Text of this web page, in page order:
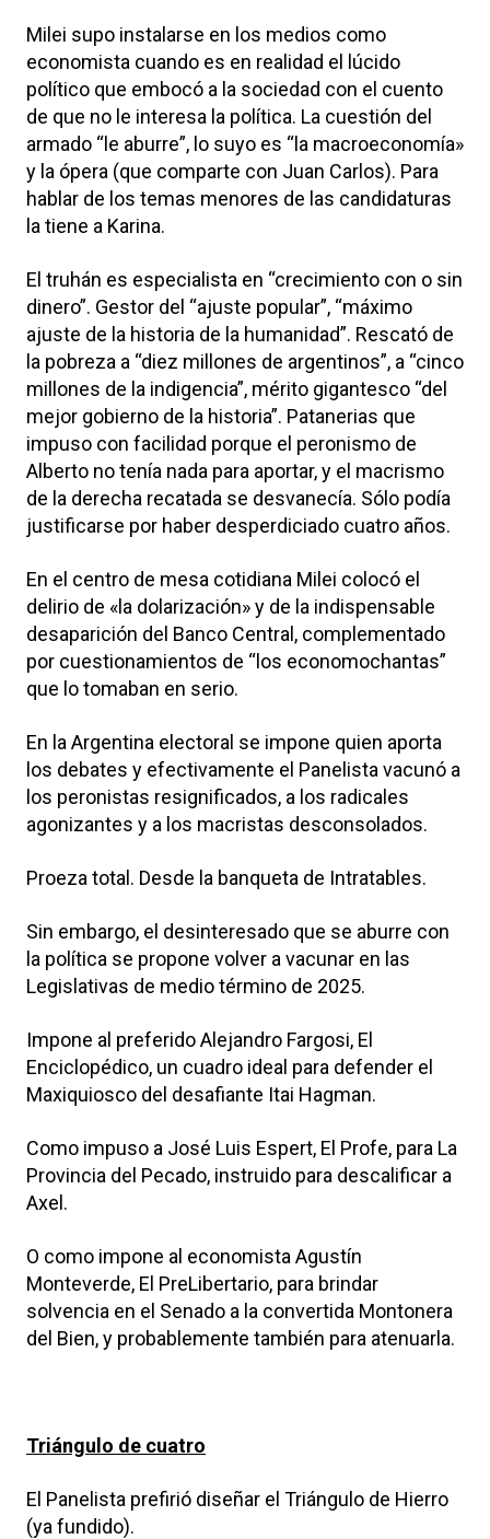
Milei supo instalarse en los medios como
economista cuando es en realidad el lúcido
político que embocó a la sociedad con el cuento
de que no le interesa la política. La cuestión del
armado “le aburre”, lo suyo es “la macroeconomía»
y la ópera (que comparte con Juan Carlos). Para
hablar de los temas menores de las candidaturas
la tiene a Karina.
El truhán es especialista en “crecimiento con o sin
dinero”. Gestor del “ajuste popular”, “máximo
ajuste de la historia de la humanidad”. Rescató de
la pobreza a “diez millones de argentinos”, a “cinco
millones de la indigencia”, mérito gigantesco “del
mejor gobierno de la historia”. Patanerias que
impuso con facilidad porque el peronismo de
Alberto no tenía nada para aportar, y el macrismo
de la derecha recatada se desvanecía. Sólo podía
justificarse por haber desperdiciado cuatro años.
En el centro de mesa cotidiana Milei colocó el
delirio de «la dolarización» y de la indispensable
desaparición del Banco Central, complementado
por cuestionamientos de “los economochantas”
que lo tomaban en serio.
En la Argentina electoral se impone quien aporta
los debates y efectivamente el Panelista vacunó a
los peronistas resignificados, a los radicales
agonizantes y a los macristas desconsolados.
Proeza total. Desde la banqueta de Intratables.
Sin embargo, el desinteresado que se aburre con
la política se propone volver a vacunar en las
Legislativas de medio término de 2025.
Impone al preferido Alejandro Fargosi, El
Enciclopédico, un cuadro ideal para defender el
Maxiquiosco del desafiante Itai Hagman.
Como impuso a José Luis Espert, El Profe, para La
Provincia del Pecado, instruido para descalificar a
Axel.
O como impone al economista Agustín
Monteverde, El PreLibertario, para brindar
solvencia en el Senado a la convertida Montonera
del Bien, y probablemente también para atenuarla.
Triángulo de cuatro
El Panelista prefirió diseñar el Triángulo de Hierro
(ya fundido).